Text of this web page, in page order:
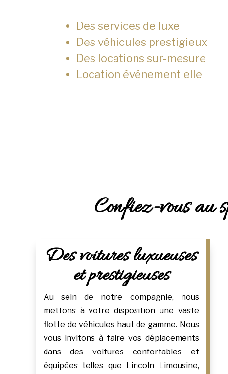
Des services de luxe
Des véhicules prestigieux
Des locations sur-mesure
Location événementielle
Confiez-vous au
Des voitures luxueuses
et prestigieuses
Au sein de notre compagnie, nous
mettons à votre disposition une vaste
flotte de véhicules haut de gamme. Nous
vous invitons à faire vos déplacements
dans des voitures confortables et
équipées telles que Lincoln Limousine,